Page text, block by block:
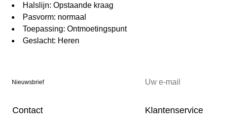
Halslijn: Opstaande kraag
Pasvorm: normaal
Toepassing: Ontmoetingspunt
Geslacht: Heren
Nieuwsbrief
Contact Klantenservice